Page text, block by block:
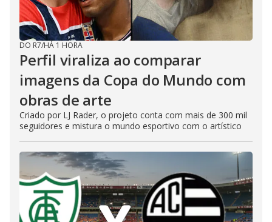
DO R7/HÁ 1 HORA
Perfil viraliza ao comparar
imagens da Copa do Mundo com
obras de arte
Criado por LJ Rader, o projeto conta com mais de 300 mil
seguidores e mistura o mundo esportivo com o artístico